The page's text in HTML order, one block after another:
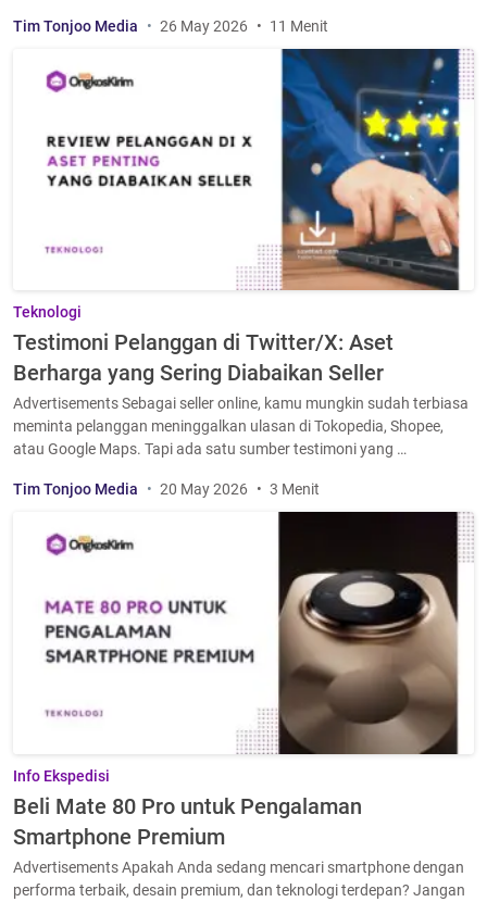
Tim Tonjoo Media 26 May 2026 11 Menit
Teknologi
Testimoni Pelanggan di Twitter/X: Aset
Berharga yang Sering Diabaikan Seller
Advertisements Sebagai seller online, kamu mungkin sudah terbiasa
meminta pelanggan meninggalkan ulasan di Tokopedia, Shopee,
atau Google Maps. Tapi ada satu sumber testimoni yang …
Tim Tonjoo Media 20 May 2026 3 Menit
Info Ekspedisi
Beli Mate 80 Pro untuk Pengalaman
Smartphone Premium
Advertisements Apakah Anda sedang mencari smartphone dengan
performa terbaik, desain premium, dan teknologi terdepan? Jangan